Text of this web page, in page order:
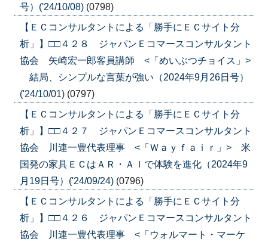
号）('24/10/08) (0798)
【ＥＣコンサルタントによる「勝手にＥＣサイト分
析」】□□４２８ ジャパンＥコマースコンサルタント
協会 矢崎宏一郎客員講師 <「めいぶつチョイス」>
結局、シンプルな言葉が強い（2024年9月26日号）
('24/10/01) (0797)
【ＥＣコンサルタントによる「勝手にＥＣサイト分
析」】□□４２７ ジャパンＥコマースコンサルタント
協会 川連一豊代表理事 <「Ｗａｙｆａｉｒ」> 米
国発の家具ＥＣはＡＲ・ＡＩで体験を進化（2024年9
月19日号）('24/09/24) (0796)
【ＥＣコンサルタントによる「勝手にＥＣサイト分
析」】□□４２６ ジャパンＥコマースコンサルタント
協会 川連一豊代表理事 <「ウォルマート・マーケ